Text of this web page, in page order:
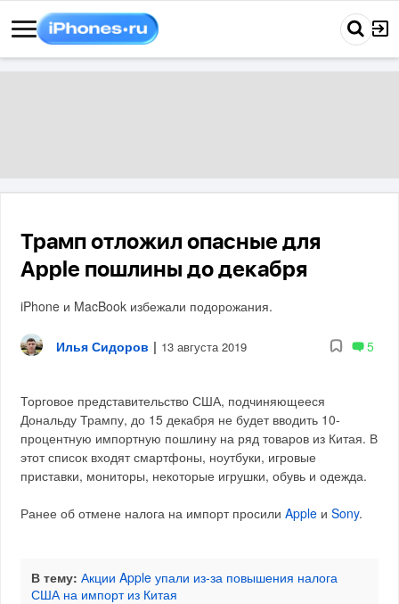
Трамп отложил опасные для
Apple пошлины до декабря
iPhone и MacBook избежали подорожания.
Илья Сидоров | 13 августа 2019 5
Торговое представительство США, подчиняющееся
Дональду Трампу, до 15 декабря не будет вводить 10-
процентную импортную пошлину на ряд товаров из Китая. В
этот список входят смартфоны, ноутбуки, игровые
приставки, мониторы, некоторые игрушки, обувь и одежда.
Ранее об отмене налога на импорт просилиApple иSony.
В тему: Акции Apple упали из-за повышения налога
США на импорт из Китая